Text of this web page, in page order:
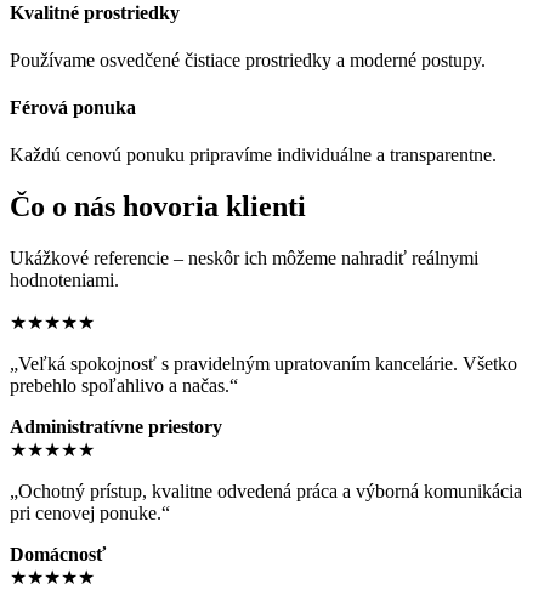
Kvalitné prostriedky
Používame osvedčené čistiace prostriedky a moderné postupy.
Férová ponuka
Každú cenovú ponuku pripravíme individuálne a transparentne.
Čo o nás hovoria klienti
Ukážkové referencie – neskôr ich môžeme nahradiť reálnymi
hodnoteniami.
★★★★★
„Veľká spokojnosť s pravidelným upratovaním kancelárie. Všetko
prebehlo spoľahlivo a načas.“
Administratívne priestory
★★★★★
„Ochotný prístup, kvalitne odvedená práca a výborná komunikácia
pri cenovej ponuke.“
Domácnosť
★★★★★